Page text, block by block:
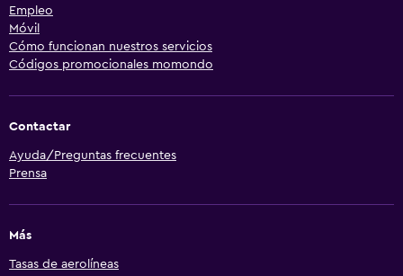
Empleo
Móvil
Cómo funcionan nuestros servicios
Códigos promocionales momondo
Contactar
Ayuda/Preguntas frecuentes
Prensa
Más
Tasas de aerolíneas